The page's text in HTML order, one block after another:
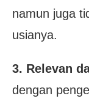
namun juga
usianya.
3. Relevan
dengan